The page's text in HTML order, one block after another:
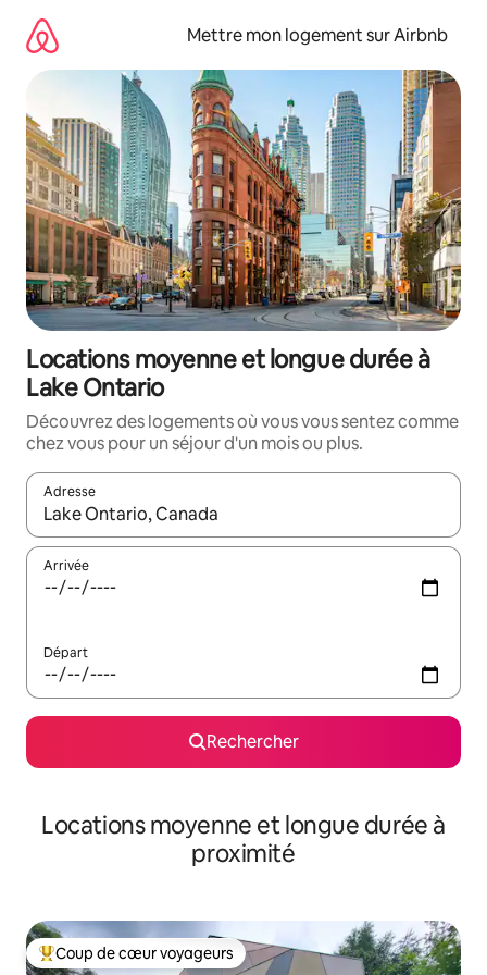
directement
contenu
Mettre mon logement sur Airbnb
Locations moyenne et longue durée à
Lake Ontario
Découvrez des logements où vous vous sentez comme
chez vous pour un séjour d'un mois ou plus.
Adresse
Lorsque les résultats s'affichent, utilisez les flèches vers le
Arrivée
Départ
Rechercher
Locations moyenne et longue durée à
proximité
Coups de cœur voyageurs les plus appréciés
Coup de cœur voyageurs